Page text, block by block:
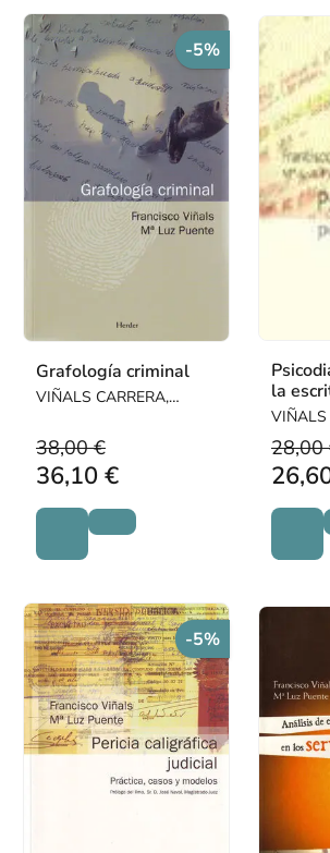
-5%
Grafología criminal
VIÑALS CARRERA,
BALSELLS, MARÍA LUZ
38,00 €
36,10 €
la
VIÑALS
FRANCISCO /
28,00
-5%